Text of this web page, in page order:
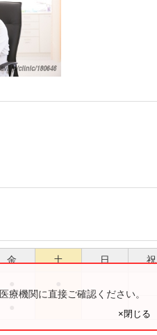
金 土 日 祝
療機関に直接ご確認ください。
×閉じる